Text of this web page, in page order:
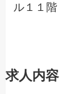
ル１１階
求人内容